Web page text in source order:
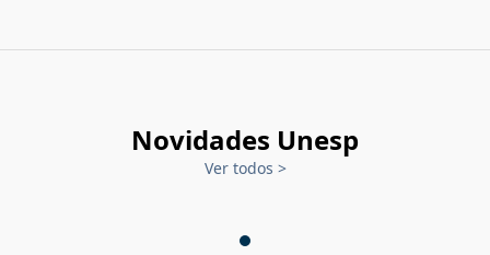
Novidades Unesp
Ver todos >